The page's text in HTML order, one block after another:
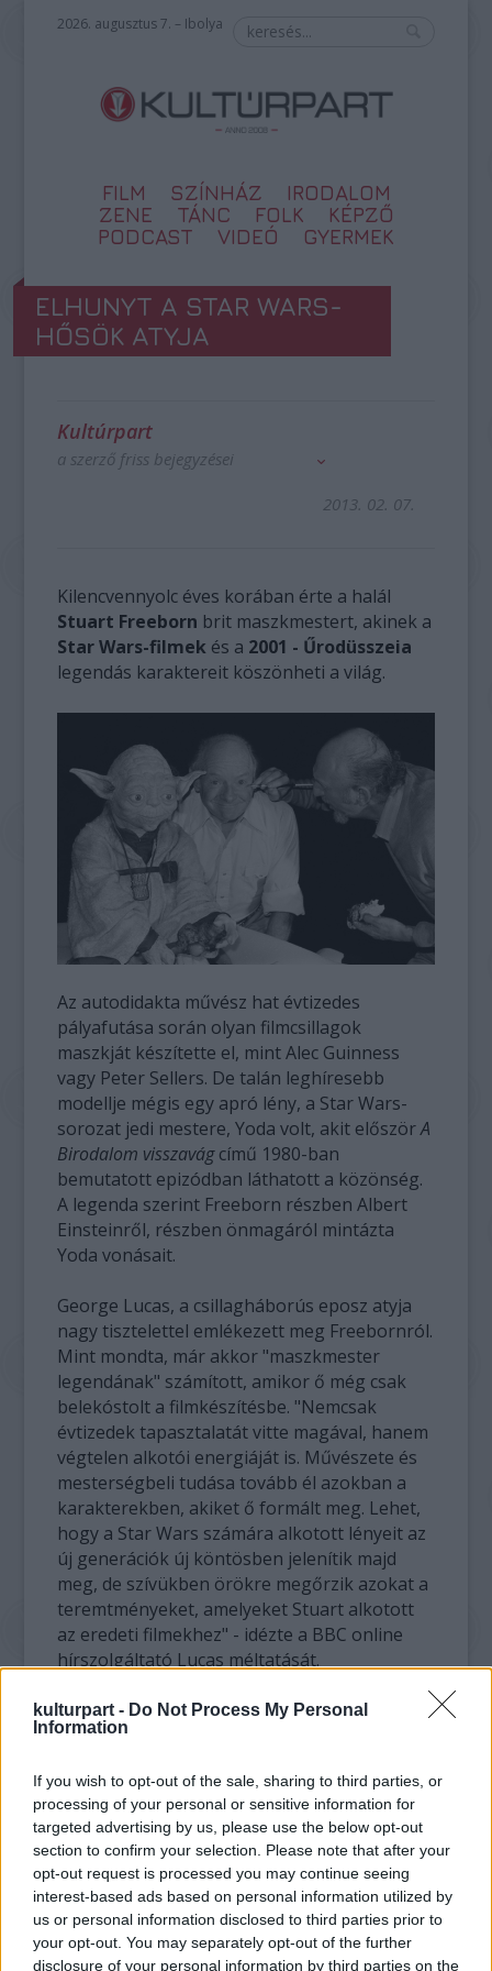
kulturpart - Do Not Process My Personal
Information
If you wish to opt-out of the sale, sharing to third parties, or
processing of your personal or sensitive information for
targeted advertising by us, please use the below opt-out
section to confirm your selection. Please note that after your
opt-out request is processed you may continue seeing
interest-based ads based on personal information utilized by
us or personal information disclosed to third parties prior to
your opt-out. You may separately opt-out of the further
disclosure of your personal information by third parties on the
2026. augusztus 7. – Ibolya
FILM SZÍNHÁZ
IRODALOM
ZENE
TÁNC FOLK
KÉPZŐ
PODCAST
VIDEÓ GYERMEK
ELHUNYT A STAR WARS-
HŐSÖK ATYJA
Kultúrpart
a szerző friss bejegyzései
2013. 02. 07.
Kilencvennyolc éves korában érte a halál
Stuart Freeborn brit maszkmestert, akinek a
Star Wars-filmek és a 2001 - Űrodüsszeia
legendás karaktereit köszönheti a világ.
Az autodidakta művész hat évtizedes
pályafutása során olyan filmcsillagok
maszkját készítette el, mint Alec Guinness
vagy Peter Sellers. De talán leghíresebb
modellje mégis egy apró lény, a Star Wars-
sorozat jedi mestere, Yoda volt, akit előszörA
Birodalom visszavágcímű 1980-ban
bemutatott epizódban láthatott a közönség.
A legenda szerint Freeborn részben Albert
Einsteinről, részben önmagáról mintázta
Yoda vonásait.
George Lucas, a csillagháborús eposz atyja
nagy tisztelettel emlékezett meg Freebornról.
Mint mondta, már akkor "maszkmester
legendának" számított, amikor ő még csak
belekóstolt a filmkészítésbe. "Nemcsak
évtizedek tapasztalatát vitte magával, hanem
végtelen alkotói energiáját is. Művészete és
mesterségbeli tudása tovább él azokban a
karakterekben, akiket ő formált meg. Lehet,
hogy a Star Wars számára alkotott lényeit az
új generációk új köntösben jelenítik majd
meg, de szívükben örökre megőrzik azokat a
teremtményeket, amelyeket Stuart alkotott
az eredeti filmekhez" - idézte a BBC online
hírszolgáltató Lucas méltatását.
Freeborn 1914-ben született Leystone-ban,
London keleti részén. Nem akart biztosítási
egészen más úton kell elindulnia. Az 1930-as
évektől dolgozott a Denham filmstúdióban
Alexander Korda felügyelete alatt. "Attól
kezdve egy percre sem álltam meg" -
emlékezett vissza később.
Olyan filmsztárok maszkjait alkotta meg, mint
Marlene Dietrich és Vivien Leigh. A háború